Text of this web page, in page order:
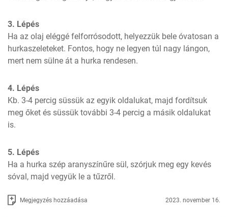
3. Lépés
Ha az olaj eléggé felforrósodott, helyezzük bele óvatosan a
hurkaszeleteket. Fontos, hogy ne legyen túl nagy lángon,
mert nem sülne át a hurka rendesen.
4. Lépés
Kb. 3-4 percig süssük az egyik oldalukat, majd fordítsuk
meg őket és süssük további 3-4 percig a másik oldalukat
is.
5. Lépés
Ha a hurka szép aranyszínűre sül, szórjuk meg egy kevés
sóval, majd vegyük le a tűzről.
Megjegyzés hozzáadása 2023. november 16.